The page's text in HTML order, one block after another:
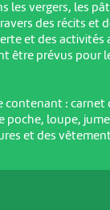
les vergers, les
des récits et
et des activités
être prévus pour
contenant : carnet
poche, loupe,
et des